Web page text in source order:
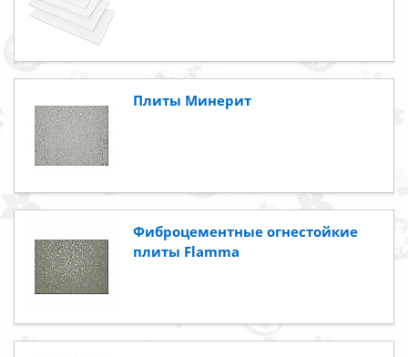
Плиты Минерит
Фиброцементные огнестойкие
плиты Flamma